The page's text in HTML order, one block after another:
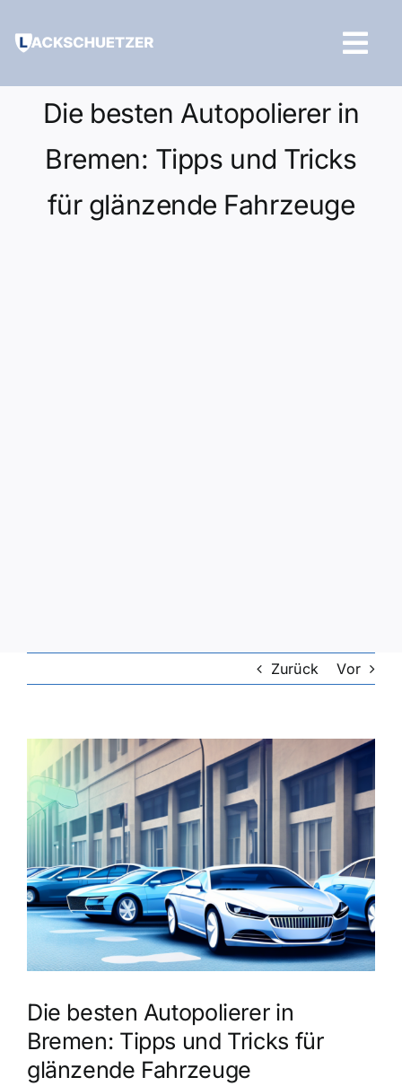
Inhalt
Die besten Autopolierer in
Bremen: Tipps und Tricks
für glänzende Fahrzeuge
Zurück Vor
grösseres
Bild
Die besten Autopolierer in
Bremen: Tipps und Tricks für
glänzende Fahrzeuge